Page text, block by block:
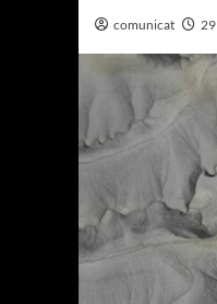
comunicat